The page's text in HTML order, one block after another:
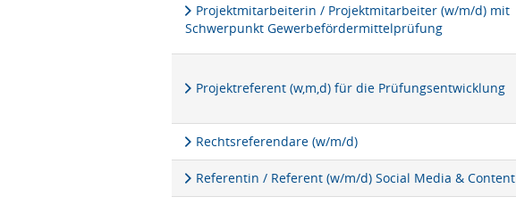
Projektmitarbeiterin / Projektmitarbeiter (w/m/d) mit
Schwerpunkt Gewerbefördermittelprüfung
Projektreferent (w,m,d) für die Prüfungsentwicklung
Rechtsreferendare (w/m/d)
Referentin / Referent (w/m/d) Social Media & Content